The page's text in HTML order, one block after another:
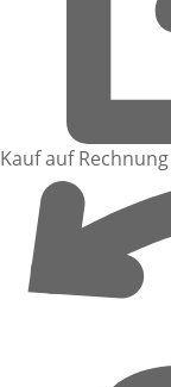
Kauf auf Rechnung